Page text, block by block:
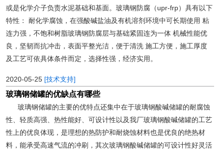
或是化学介子负责水泥基础和基面。玻璃钢防腐（upr-frp）具有以下
特性： 耐化学腐蚀，在强酸碱盐油及有机溶剂环境中可长期使用 粘
连力强，不饱和树脂玻璃钢防腐层与基础紧固连为一体 机械性能优
良，坚韧而抗冲击，表面平整光洁，便于清洗 施工方便，施工厚度
及工艺可依具体条件而定，选择性强，经济实用。
2020-05-25 [技术支持]
玻璃钢储罐的优缺点有哪些
玻璃钢储罐的主要的优特点还集中在于玻璃钢酸碱储罐的耐腐蚀
性、轻质高强、热性能好、可设计性以及我厂玻璃钢酸碱储罐的工艺
性上的优良体现，是理想的热防护和耐烧蚀材料也是优良的绝热材
料，能承受高速气流的冲刷，其次玻璃钢酸碱储罐的可设计性好灵活